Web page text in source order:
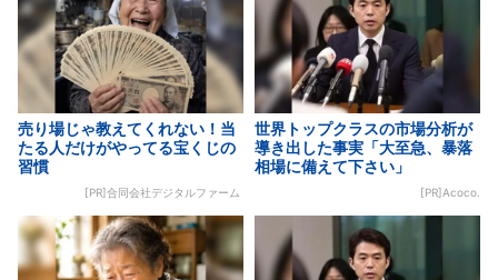
売り場じゃ教えてくれない！当
たる人だけがやってる宝くじの
習慣
[PR]合同会社デジタルファーム
世界トップクラスの市場分析が
導き出した事実「大至急、暴落
相場に備えて下さい」
[PR]Acoco.